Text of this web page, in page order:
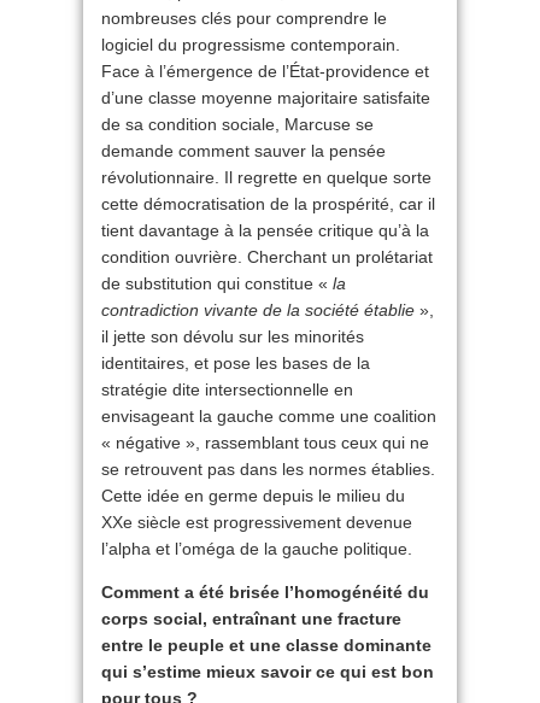
nombreuses clés pour comprendre le
logiciel du progressisme contemporain.
Face à l’émergence de l’État-providence et
d’une classe moyenne majoritaire satisfaite
de sa condition sociale, Marcuse se
demande comment sauver la pensée
révolutionnaire. Il regrette en quelque sorte
cette démocratisation de la prospérité, car il
tient davantage à la pensée critique qu’à la
condition ouvrière. Cherchant un prolétariat
de substitution qui constitue « la
contradiction vivante de la société établie »,
il jette son dévolu sur les minorités
identitaires, et pose les bases de la
stratégie dite intersectionnelle en
envisageant la gauche comme une coalition
« négative », rassemblant tous ceux qui ne
se retrouvent pas dans les normes établies.
Cette idée en germe depuis le milieu du
XXe siècle est progressivement devenue
l’alpha et l’oméga de la gauche politique.
Comment a été brisée l’homogénéité du
corps social, entraînant une fracture
entre le peuple et une classe dominante
qui s’estime mieux savoir ce qui est bon
pour tous ?